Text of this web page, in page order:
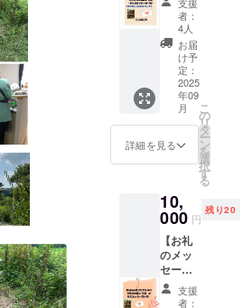
は、
355mm
×320m
m 縦型
のエコ
バック
でA4
ファイ
ルが入
る大き
子３
個】 感
謝の気
持ちを
込め
て、お
礼の
メッ
セージ
と米粉
カヌレ
５個
凍）を
お送り
しま
す。 名
称：米
粉カヌ
レ 内容
量：１
支援
者：
4人
お届
け予
定：
2025
年09
月
詳細を見る
こ
の
リ
タ
ー
ン
を
選
択
す
る
10,
000 円
残り20
【お礼
のメッ
セージ
＋お菓
子５支援
者：